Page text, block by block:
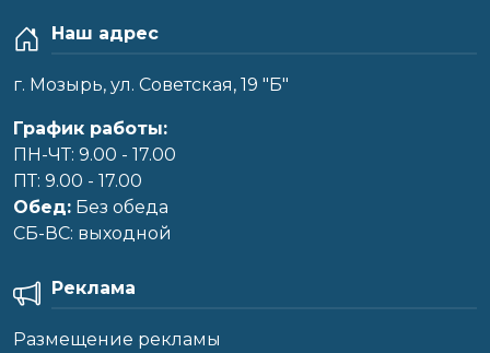
Наш адрес
г. Мозырь, ул. Советская, 19 "Б"
График работы:
ПН-ЧТ: 9.00 - 17.00
ПТ: 9.00 - 17.00
Обед: Без обеда
CБ-ВС: выходной
Реклама
Размещение рекламы